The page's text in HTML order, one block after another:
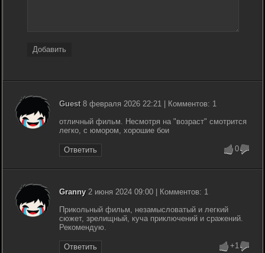
Добавить
Guest8 февраля 2026 22:21 | Комментов: 1
отличный фильм. Несмотря на "возраст" смотрится
легко, с юмором, хорошие бои
Ответить 0
Granny2 июня 2024 09:00 | Комментов: 1
Прикольный фильм, незамысловатый и легкий
сюжет, зрелищный, куча приключений и сражений.
Рекомендую.
Ответить +1